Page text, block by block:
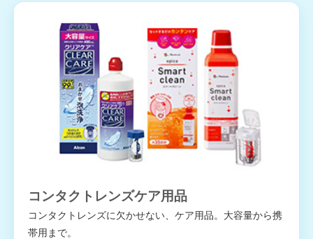
コンタクトレンズケア用品
コンタクトレンズに欠かせない、ケア用品。大容量から携
帯用まで。